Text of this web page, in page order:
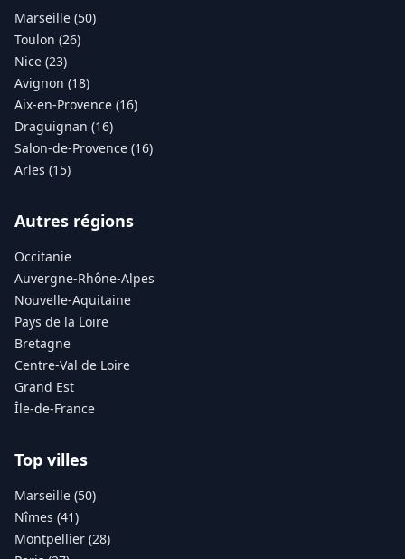
Marseille (50)
Toulon (26)
Nice (23)
Avignon (18)
Aix-en-Provence (16)
Draguignan (16)
Salon-de-Provence (16)
Arles (15)
Autres régions
Occitanie
Auvergne-Rhône-Alpes
Nouvelle-Aquitaine
Pays de la Loire
Bretagne
Centre-Val de Loire
Grand Est
Île-de-France
Top villes
Marseille (50)
Nîmes (41)
Montpellier (28)